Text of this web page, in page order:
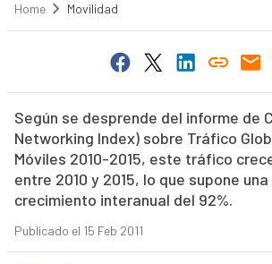
Home Movilidad
Según se desprende del informe de
Networking Index) sobre Tráfico
Móviles 2010-2015, este tráfico
entre 2010 y 2015, lo que supone
crecimiento interanual del 92%.
Publicado el 15 Feb 2011